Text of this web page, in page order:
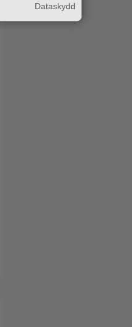
Dataskydd